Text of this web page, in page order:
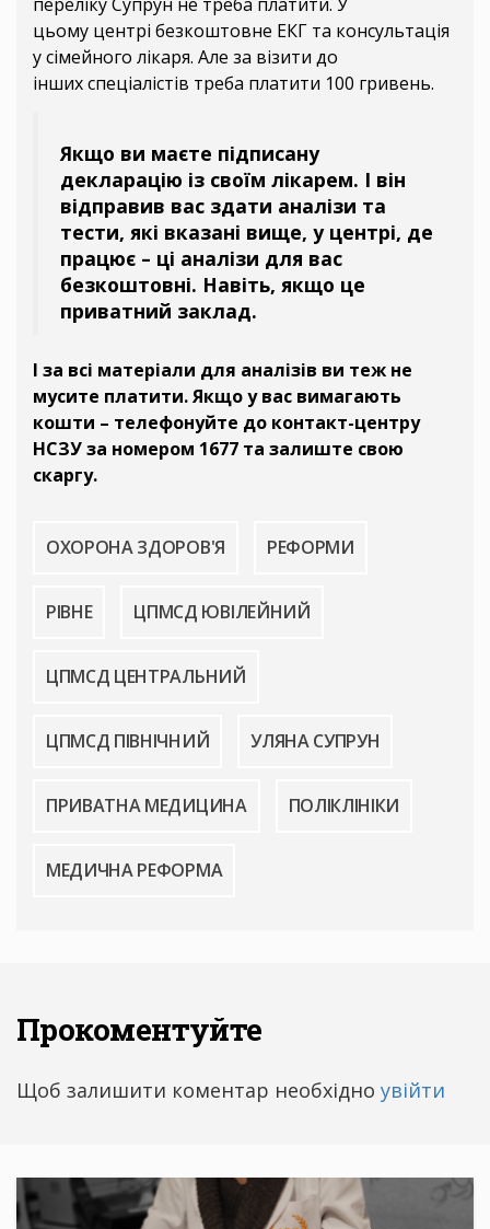
цьому центрі безкоштовне ЕКГ та консультація
у сімейного лікаря. Але за візити до
інших спеціалістів треба платити 100 гривень.
Якщо ви маєте підписану
декларацію із своїм лікарем. І він
відправив вас здати аналізи та
тести, які вказані вище, у центрі, де
працює – ці аналізи для вас
безкоштовні. Навіть, якщо це
приватний заклад.
І за всі матеріали для аналізів ви теж не
мусите платити. Якщо у вас вимагають
кошти – телефонуйте до контакт-центру
НСЗУ за номером 1677 та залиште свою
скаргу.
ОХОРОНА ЗДОРОВ'Я РЕФОРМИ
РІВНЕ ЦПМСД ЮВІЛЕЙНИЙ
ЦПМСД ЦЕНТРАЛЬНИЙ
ЦПМСД ПІВНІЧНИЙ УЛЯНА СУПРУН
ПРИВАТНА МЕДИЦИНА ПОЛІКЛІНІКИ
МЕДИЧНА РЕФОРМА
Прокоментуйте
Щоб залишити коментар необхідно увійти